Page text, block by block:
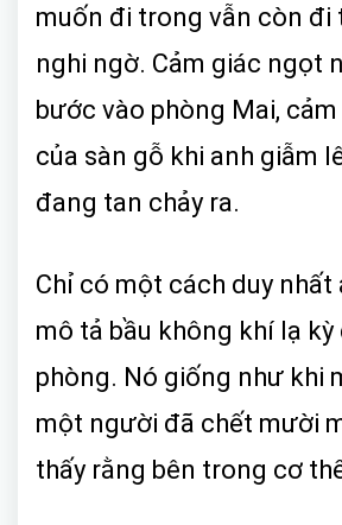
muốn đi trong vẫn còn đi
nghi ngờ. Cảm giác ngọt
bước vào phòng Mai,
của sàn gỗ khi anh giẫm
đang tan chảy ra.
Chỉ có một cách duy nhất
mô tả bầu không khí lạ kỳ
phòng. Nó giống như khi
một người đã chết mười
thấy rằng bên trong cơ